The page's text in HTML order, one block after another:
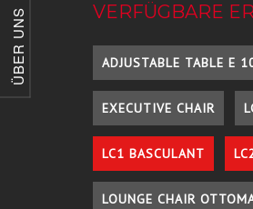
ÜBER UNS VERFÜGBARE
ADJUSTABLE TABLE E
EXECUTIVE CHAIR
LC1 BASCULANT
LOUNGE CHAIR